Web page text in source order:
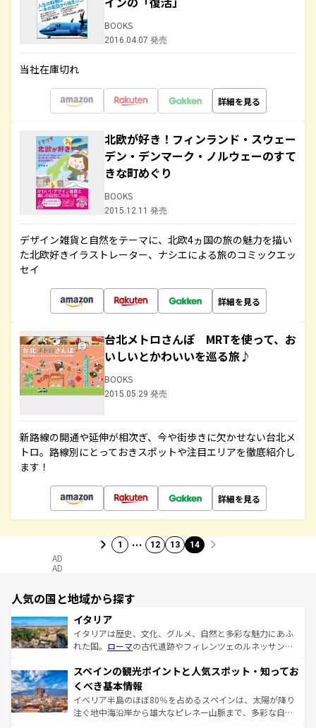
BOOKS
2016.04.07 発売
当社在庫切れ
詳細を見る
北欧が好き！フィンランド・スウェー
デン・デンマーク・ノルウェーのすて
きな町めぐり
BOOKS
2015.12.11 発売
デザイン雑貨と自然をテーマに、北欧4ヵ国の旅の魅力を描い
た北欧好きイラストレーター、ナシエによる旅のコミックエッ
セイ
詳細を見る
台北メトロさんぽ MRTを使って、お
いしいとかわいいを巡る旅♪
BOOKS
2015.05.29 発売
新路線の開通や延伸が相次ぎ、今や街歩きに欠かせない台北メ
トロ。路線別にとっておきスポットや注目エリアを徹底紹介し
ます！
詳細を見る
1 … 12 13 14
AD
AD
人気の国と地域から探す
イタリア
イタリアは歴史、文化、グルメ、自然と多彩な魅力にあふ
れた国。 ローマの古代遺跡やフィレンツェのルネッサンス
ろん、トスカーナの美しい田園風景やアマルフィ海岸の絶
景など、自然景観も見逃せない。観光の合間には、本場の
ピザやパスタなど、絶品のイタリア料理を堪能することも
できる。朝目覚めてから夜眠るまで、すべての瞬間を楽し
スペインの観光ポイントと人気スポット・知ってお
くべき基本情報
イベリア半島のほぼ80％を占めるスペインは、太陽が降り
注ぐ地中海沿岸から雄大なピレネー山脈まで、多彩な自然